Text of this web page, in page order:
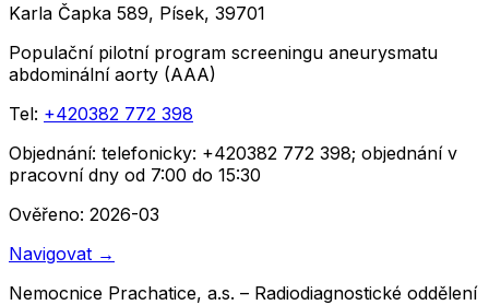
Karla Čapka 589, Písek, 39701
Populační pilotní program screeningu aneurysmatu
abdominální aorty (AAA)
Tel: +420382 772 398
Objednání: telefonicky: +420382 772 398; objednání v
pracovní dny od 7:00 do 15:30
Ověřeno: 2026-03
Navigovat →
Nemocnice Prachatice, a.s. – Radiodiagnostické oddělení